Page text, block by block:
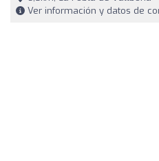
Ver información y datos de